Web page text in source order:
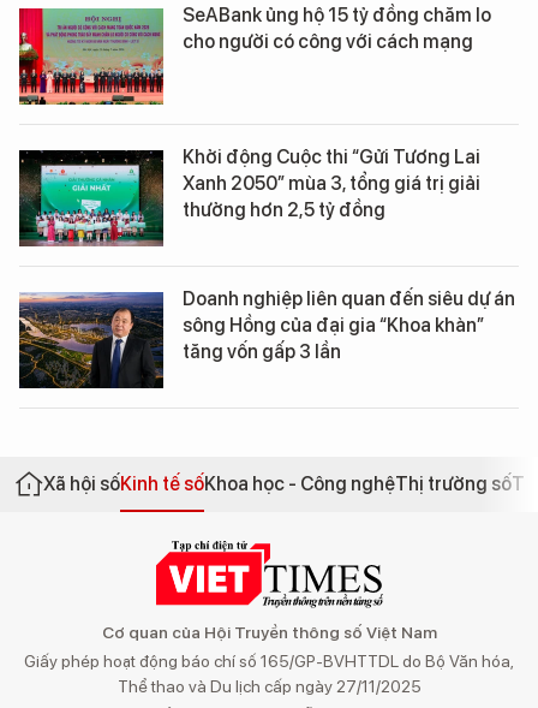
SeABank ủng hộ 15 tỷ đồng chăm lo
cho người có công với cách mạng
Khởi động Cuộc thi “Gửi Tương Lai
Xanh 2050” mùa 3, tổng giá trị giải
thưởng hơn 2,5 tỷ đồng
Doanh nghiệp liên quan đến siêu dự án
sông Hồng của đại gia “Khoa khàn”
tăng vốn gấp 3 lần
Xã hội sốKinh tế sốKhoa học - Công nghệThị trường số
Cơ quan của Hội Truyền thông số Việt Nam
Giấy phép hoạt động báo chí số 165/GP-BVHTTDL do Bộ Văn hóa,
Thể thao và Du lịch cấp ngày 27/11/2025